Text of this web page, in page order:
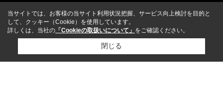
当サイトでは、お客様の当サイト利用状況把握、サービス向上検討を目的と
して、クッキー（Cookie）を使用しています。
詳しくは、当社の 「Cookieの取扱いについて」 をご確認ください。
閉じる